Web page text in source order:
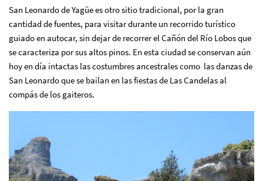
San Leonardo de Yagüe es otro sitio tradicional, por la gran
cantidad de fuentes, para visitar durante un recorrido turístico
guiado en autocar, sin dejar de recorrer el Cañón del Río Lobos que
se caracteriza por sus altos pinos. En esta ciudad se conservan aún
hoy en día intactas las costumbres ancestrales como las danzas de
San Leonardo que se bailan en las fiestas de Las Candelas al
compás de los gaiteros.